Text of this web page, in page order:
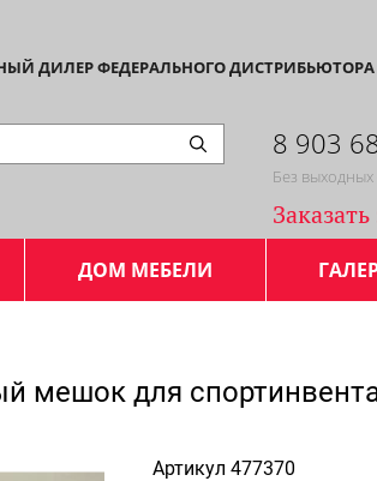
ДИЛЕР ФЕДЕРАЛЬНОГО
8 903
Без выходных
ДОМ МЕБЕЛИ
мешок для
Артикул 477370